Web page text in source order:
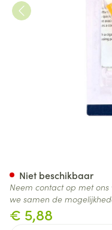
€ 5,88
Niet beschikbaar
Neem contact op met
we samen de